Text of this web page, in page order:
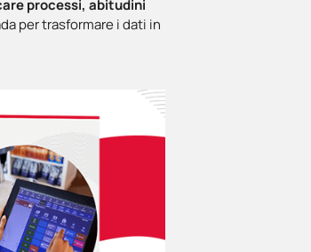
processi, abitudini
per trasformare i dati in